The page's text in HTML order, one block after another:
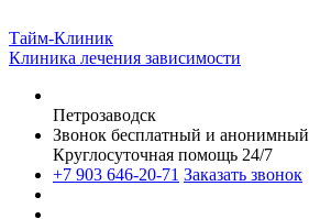
Тайм-Клиник
Клиника лечения зависимости
Петрозаводск
Звонок бесплатный и анонимный
Круглосуточная помощь 24/7
+7 903 646-20-71 Заказать звонок